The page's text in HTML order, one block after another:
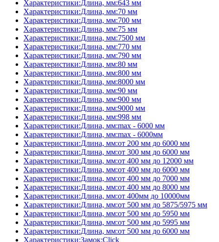
Характеристики:Длина, мм:643 мм
Характеристики:Длина, мм:70 мм
Характеристики:Длина, мм:700 мм
Характеристики:Длина, мм:75 мм
Характеристики:Длина, мм:7500 мм
Характеристики:Длина, мм:770 мм
Характеристики:Длина, мм:790 мм
Характеристики:Длина, мм:80 мм
Характеристики:Длина, мм:800 мм
Характеристики:Длина, мм:8000 мм
Характеристики:Длина, мм:90 мм
Характеристики:Длина, мм:900 мм
Характеристики:Длина, мм:9000 мм
Характеристики:Длина, мм:998 мм
Характеристики:Длина, мм:max - 6000 мм
Характеристики:Длина, мм:max - 6000мм
Характеристики:Длина, мм:от 200 мм до 6000 мм
Характеристики:Длина, мм:от 300 мм до 6000 мм
Характеристики:Длина, мм:от 400 мм до 12000 мм
Характеристики:Длина, мм:от 400 мм до 6000 мм
Характеристики:Длина, мм:от 400 мм до 7000 мм
Характеристики:Длина, мм:от 400 мм до 8000 мм
Характеристики:Длина, мм:от 400мм до 10000мм
Характеристики:Длина, мм:от 500 мм до 5875/5975 мм
Характеристики:Длина, мм:от 500 мм до 5950 мм
Характеристики:Длина, мм:от 500 мм до 5995 мм
Характеристики:Длина, мм:от 500 мм до 6000 мм
Характеристики:Замок:Click